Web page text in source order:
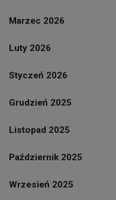
Marzec 2026
Luty 2026
Styczeń 2026
Grudzień 2025
Listopad 2025
Październik 2025
Wrzesień 2025